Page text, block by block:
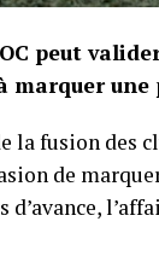
peut
marquer
la fusion des
de
d’avance,